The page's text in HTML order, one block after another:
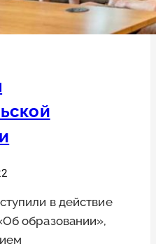
в действие
образовании»,